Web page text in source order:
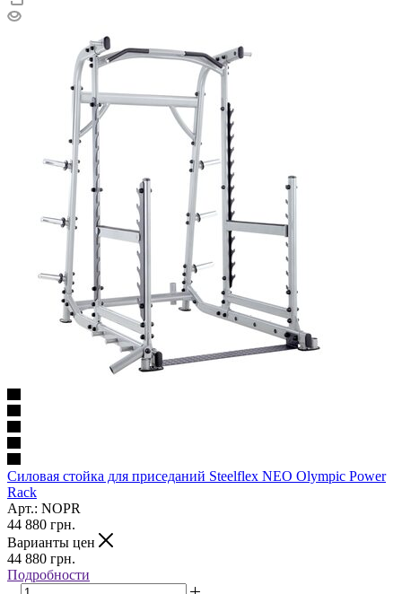
Силовая стойка для приседаний Steelflex NEO Olympic Power
Rack
Арт.: NOPR
44 880 грн.
Варианты цен
44 880 грн.
Подробности